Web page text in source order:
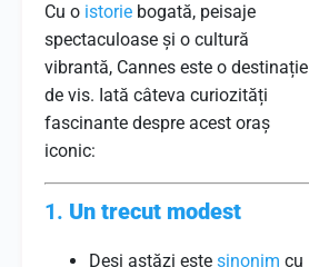
Cu o istorie bogată, peisaje
spectaculoase și o cultură
vibrantă, Cannes este o destinație
de vis. Iată câteva curiozități
fascinante despre acest oraș
iconic:
1. Un trecut modest
Deși astăzi este sinonim cu